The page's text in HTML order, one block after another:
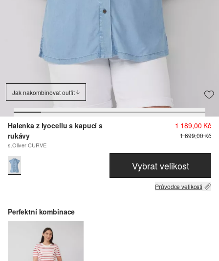
Jak nakombinovat outfit
Halenka z lyocellu s kapucí s
rukávy
s.Oliver CURVE
1 189,00 Kč
1 699,00 Kč
Vybrat velikost
Průvodce velikosti
Perfektní kombinace